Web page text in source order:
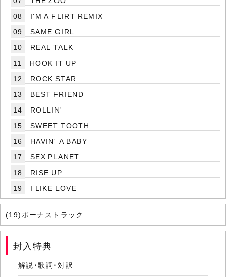
08
I'M A FLIRT REMIX
09
SAME GIRL
10
REAL TALK
11
HOOK IT UP
12
ROCK STAR
13
BEST FRIEND
14
ROLLIN'
15
SWEET TOOTH
16
HAVIN' A BABY
17
SEX PLANET
18
RISE UP
19
I LIKE LOVE
(19)ボーナストラック
封入特典
解説・歌詞・対訳